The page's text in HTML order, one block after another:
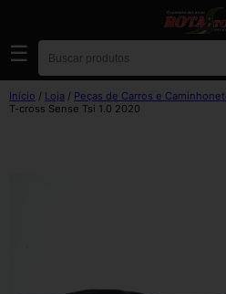
☰
Início / Loja / Peças de Carros e
T-cross Sense Tsi 1.0 2020